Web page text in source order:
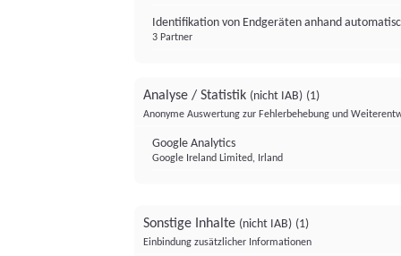
Identifikation von Endgeräten anhand
3 Partner
Analyse / Statistik (nicht IAB) (1)
Anonyme Auswertung zur Fehlerbehebung und
Google Analytics
Google Ireland Limited, Irland
Sonstige Inhalte (nicht IAB) (1)
Einbindung zusätzlicher Informationen